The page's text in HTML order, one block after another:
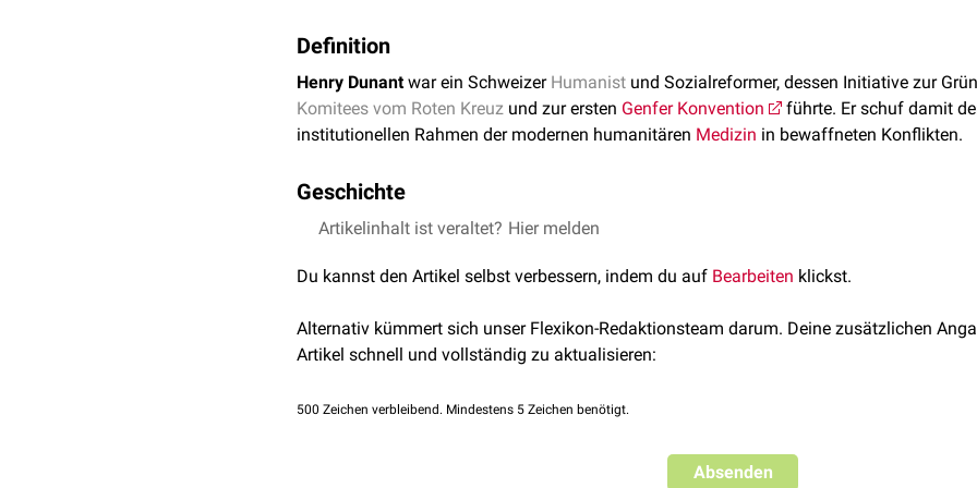
Definition
Henry Dunantwar ein Schweizer Humanist und Sozialreformer, dessen Initiative zur
Komitees vom Roten Kreuz und zur ersten Genfer Konvention
führte. Er schuf damit
institutionellen Rahmen der modernen humanitären Medizin in bewaffneten Konflikten.
Geschichte
Dunant wurde 1828 in Genf geboren und war ursprünglich Kaufmann. Seine Bedeutung
eigenständigem humanitärem Aufgabenfeld. Mitte des 19. Jahrhunderts existierten zwar
Einrichtungen schützten. Die Versorgung Verwundeter war primär militärischer Logik
organisatorisch unzureichend entwickelt.
Die Schlacht von Solferino
sardinische und österreichische Truppen aufeinander. Nach eintägigen Massenkämpfen
Artikelinhalt ist veraltet? Hier melden
Du kannst den Artikel selbst verbessern, indem du auf Bearbeiten klickst.
Alternativ kümmert sich unser Flexikon-Redaktionsteam darum. Deine zusätzlichen
Artikel schnell und vollständig zu aktualisieren:
500 Zeichen verbleibend. Mindestens 5 Zeichen benötigt.
Absenden